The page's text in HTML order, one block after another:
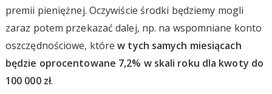
premii pieniężnej. Oczywiście środki będziemy mogli
zaraz potem przekazać dalej, np. na wspomniane konto
oszczędnościowe, którew tych samych miesiącach
będzie oprocentowane 7,2% w skali roku dla kwoty do
100 000 zł.